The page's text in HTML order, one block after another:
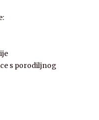
s porodiljnog